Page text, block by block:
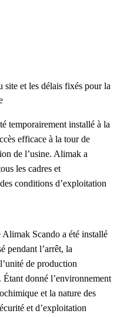
site et les délais fixés pour la
temporairement installé à la
efficace à la tour de
de l’usine. Alimak a
les cadres et
conditions d’exploitation
Alimak Scando a été installé
pendant l’arrêt, la
de production
donné l’environnement
et la nature des
et d’exploitation